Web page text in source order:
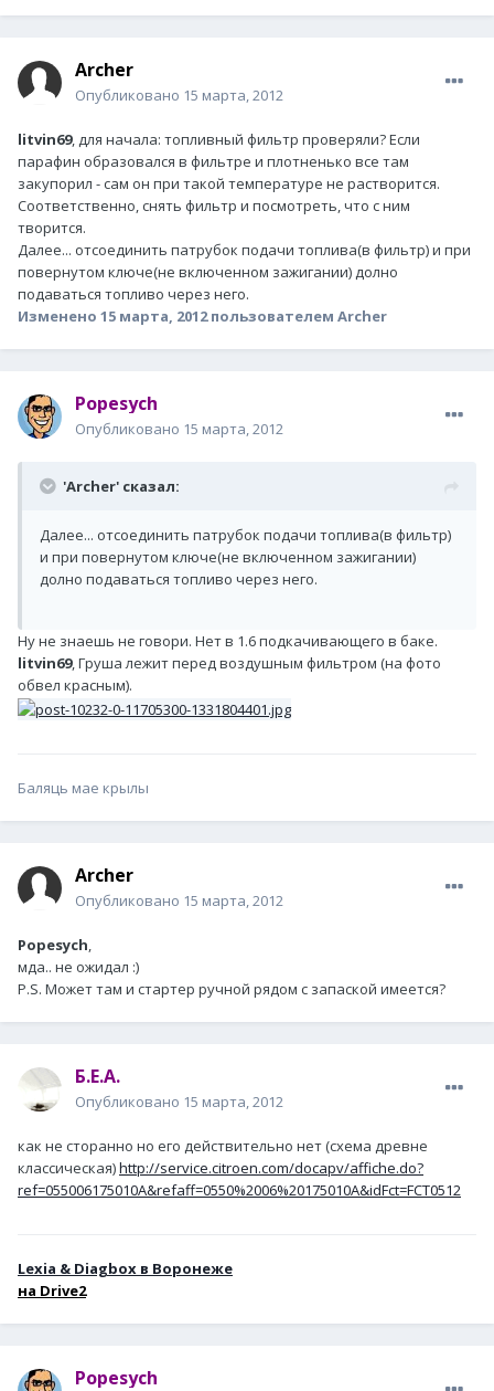
Archer
Опубликовано 15 марта, 2012
litvin69, для начала: топливный фильтр проверяли? Если
парафин образовался в фильтре и плотненько все там
закупорил - сам он при такой температуре не растворится.
Соответственно, снять фильтр и посмотреть, что с ним
творится.
Далее... отсоединить патрубок подачи топлива(в фильтр) и при
повернутом ключе(не включенном зажигании) долно
подаваться топливо через него.
Изменено 15 марта, 2012пользователем Archer
Popesych
Опубликовано 15 марта, 2012
'Archer' сказал:
Далее... отсоединить патрубок подачи топлива(в фильтр)
и при повернутом ключе(не включенном зажигании)
долно подаваться топливо через него.
Ну не знаешь не говори. Нет в 1.6 подкачивающего в баке.
litvin69, Груша лежит перед воздушным фильтром (на фото
обвел красным).
Баляць мае крылы
Archer
Опубликовано 15 марта, 2012
Popesych,
мда.. не ожидал :)
P.S. Может там и стартер ручной рядом с запаской имеется?
Б.Е.А.
Опубликовано 15 марта, 2012
как не сторанно но его действительно нет (схема древне
классическая)http://service.citroen.com/docapv/affiche.do?
ref=055006175010A&refaff=0550%2006%20175010A&idFct=FCT0512
Lexia & Diagbox в Воронеже
на Drive2
Popesych